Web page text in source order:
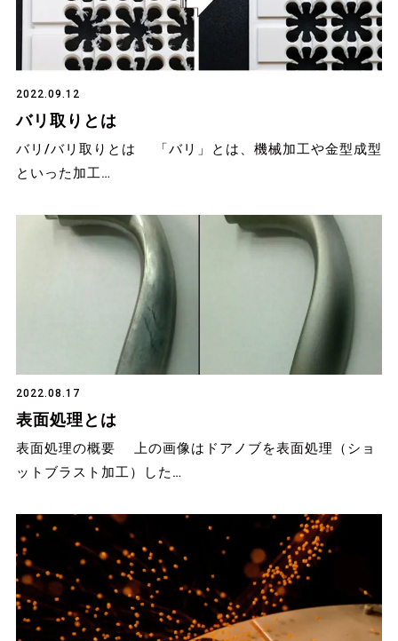
2022.09.12
バリ取りとは
バリ/バリ取りとは 「バリ」とは、機械加工や金型成型
といった加工…
2022.08.17
表面処理とは
表面処理の概要 上の画像はドアノブを表面処理（ショ
ットブラスト加工）した…